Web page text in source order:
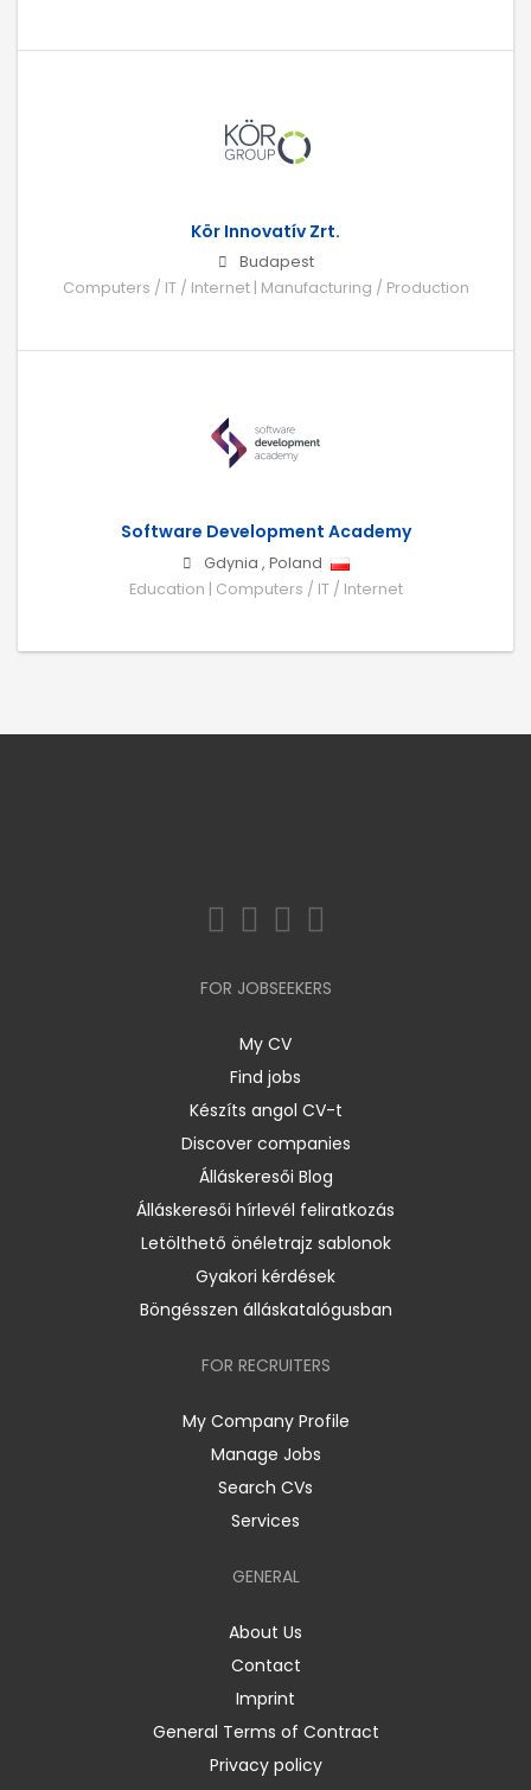
Kör Innovatív Zrt.
Budapest
Computers / IT / Internet | Manufacturing / Production
Software Development Academy
Gdynia , Poland
Education | Computers / IT / Internet
FOR JOBSEEKERS
My CV
Find jobs
Készíts angol CV-t
Discover companies
Álláskeresői Blog
Álláskeresői hírlevél feliratkozás
Letölthető önéletrajz sablonok
Gyakori kérdések
Böngésszen álláskatalógusban
FOR RECRUITERS
My Company Profile
Manage Jobs
Search CVs
Services
GENERAL
About Us
Contact
Imprint
General Terms of Contract
Privacy policy